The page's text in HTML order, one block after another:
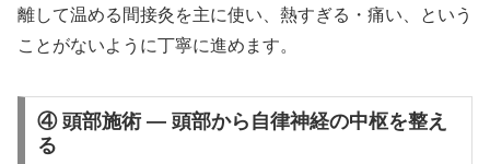
離して温める間接灸を主に使い、熱すぎる・痛い、という
ことがないように丁寧に進めます。
④ 頭部施術 — 頭部から自律神経の中枢を整え
る